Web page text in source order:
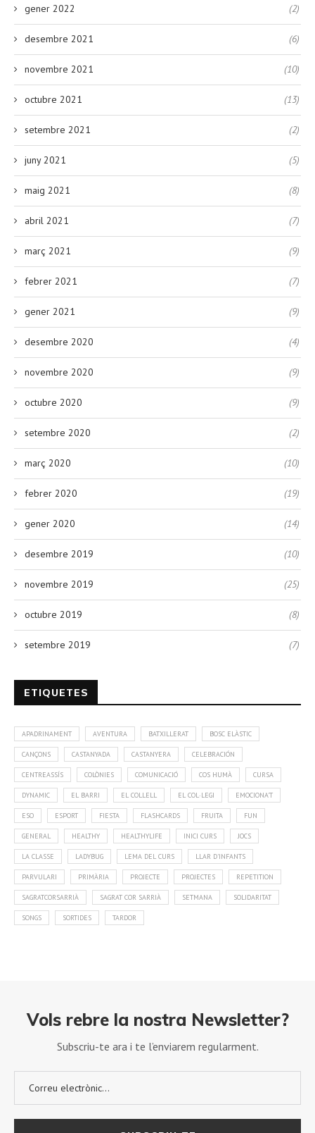
gener 2022 (2)
desembre 2021 (6)
novembre 2021 (10)
octubre 2021 (13)
setembre 2021 (2)
juny 2021 (5)
maig 2021 (8)
abril 2021 (7)
març 2021 (9)
febrer 2021 (7)
gener 2021 (9)
desembre 2020 (4)
novembre 2020 (9)
octubre 2020 (9)
setembre 2020 (2)
març 2020 (10)
febrer 2020 (19)
gener 2020 (14)
desembre 2019 (10)
novembre 2019 (25)
octubre 2019 (8)
setembre 2019 (7)
ETIQUETES
APADRINAMENT AVENTURA BATXILLERAT BOSC ELÀSTIC
CANÇONS CASTANYADA CASTANYERA CELEBRACIÓN
CENTREASSÍS COLÒNIES COMUNICACIÓ COS HUMÀ CURSA
DYNAMIC EL BARRI EL COLLELL EL COL·LEGI EMOCIONA'T
ESO ESPORT FIESTA FLASHCARDS FRUITA FUN
GENERAL HEALTHY HEALTHYLIFE INICI CURS JOCS
LA CLASSE LADYBUG LEMA DEL CURS LLAR D'INFANTS
PARVULARI PRIMÀRIA PROJECTE PROJECTES REPETITION
SAGRATCORSARRIÀ SAGRAT COR SARRIÀ SETMANA SOLIDARITAT
SONGS SORTIDES TARDOR
Vols rebre la nostra Newsletter?
Subscriu-te ara i te l’enviarem regularment.